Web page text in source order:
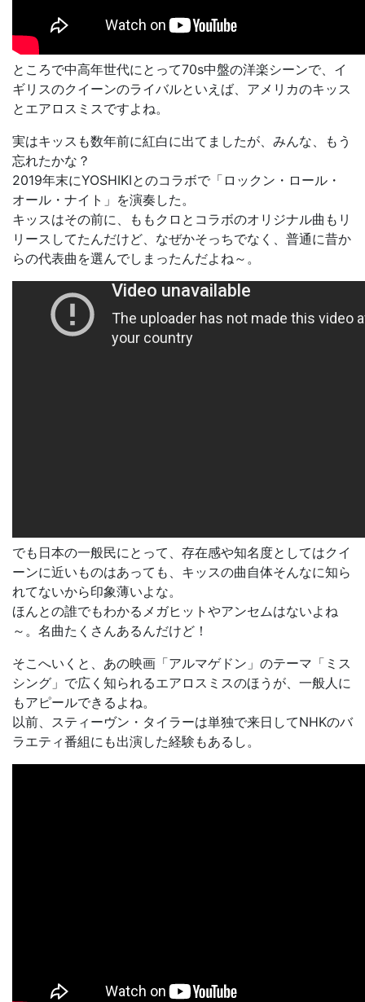
ところで中高年世代にとって70s中盤の洋楽シーンで、イ
ギリスのクイーンのライバルといえば、アメリカのキッス
とエアロスミスですよね。
実はキッスも数年前に紅白に出てましたが、みんな、もう
忘れたかな？
2019年末にYOSHIKIとのコラボで「ロックン・ロール・
オール・ナイト」を演奏した。
キッスはその前に、ももクロとコラボのオリジナル曲もリ
リースしてたんだけど、なぜかそっちでなく、普通に昔か
らの代表曲を選んでしまったんだよね～。
でも日本の一般民にとって、存在感や知名度としてはクイ
ーンに近いものはあっても、キッスの曲自体そんなに知ら
れてないから印象薄いよな。
ほんとの誰でもわかるメガヒットやアンセムはないよね
～。名曲たくさんあるんだけど！
そこへいくと、あの映画「アルマゲドン」のテーマ「ミス
シング」で広く知られるエアロスミスのほうが、一般人に
もアピールできるよね。
以前、スティーヴン・タイラーは単独で来日してNHKのバ
ラエティ番組にも出演した経験もあるし。